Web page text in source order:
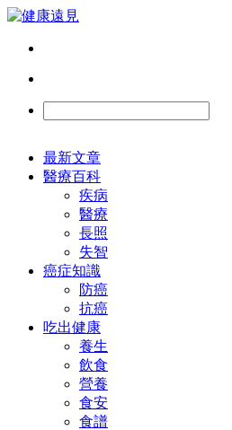
最新文章
醫療百科
疾病
醫療
長照
失智
癌症知識
防癌
抗癌
吃出健康
養生
飲食
營養
食安
食譜